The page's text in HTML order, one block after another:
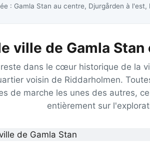
: Gamla Stan au centre, Djurgården à
ville de Gamla
dans le cœur historique de la
voisin de Riddarholmen.
de marche les unes des autres,
entièrement sur